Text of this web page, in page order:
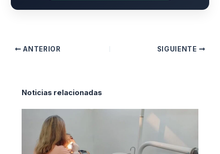
ANTERIOR SIGUIENTE
Noticias relacionadas